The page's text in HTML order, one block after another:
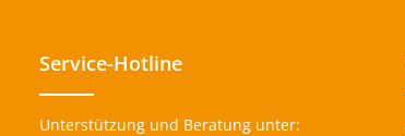
wieder neue Spielideen, die ihre Fähigkeiten
und bringt Bewegung, Kreativität und jede
Menge Spaß in euren Kita-Alltag!
Service-Hotline
Unterstützung und Beratung unter: